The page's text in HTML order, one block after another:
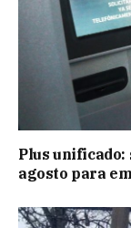
Plus
agosto para